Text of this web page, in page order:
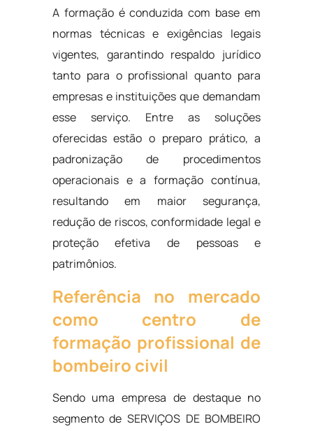
A formação é conduzida com base em
normas técnicas e exigências legais
vigentes, garantindo respaldo jurídico
tanto para o profissional quanto para
empresas e instituições que demandam
esse serviço. Entre as soluções
oferecidas estão o preparo prático, a
padronização de procedimentos
operacionais e a formação contínua,
resultando em maior segurança,
redução de riscos, conformidade legal e
proteção efetiva de pessoas e
patrimônios.
Referência no mercado
como centro de
formação profissional de
bombeiro civil
Sendo uma empresa de destaque no
segmento de SERVIÇOS DE BOMBEIRO